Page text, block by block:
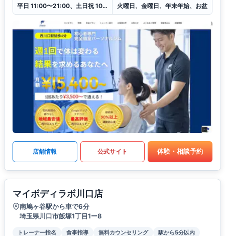
平日 11:00〜21:00、土日祝 10:00〜20:00
火曜日、金曜日、年末年始、お盆
店舗情報 公式サイト 体験・相談予約
マイボディラボ川口店
南鳩ヶ谷駅から車で6分
埼玉県川口市飯塚1丁目1ー8
トレーナー指名 食事指導 無料カウンセリング 駅から5分以内